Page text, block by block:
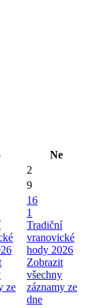
Ne
2
9
ze
16
1
Tradiční
vranovické
hody 2026
Zobrazit
všechny
záznamy ze
dne